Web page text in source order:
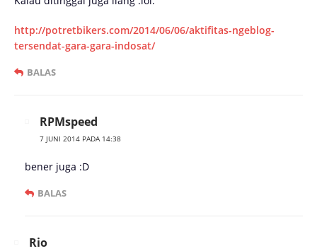
http://potretbikers.com/2014/06/06/aktifitas-ngeblog-
tersendat-gara-gara-indosat/
BALAS
RPMspeed
7 JUNI 2014 PADA 14:38
bener juga :D
BALAS
Rio